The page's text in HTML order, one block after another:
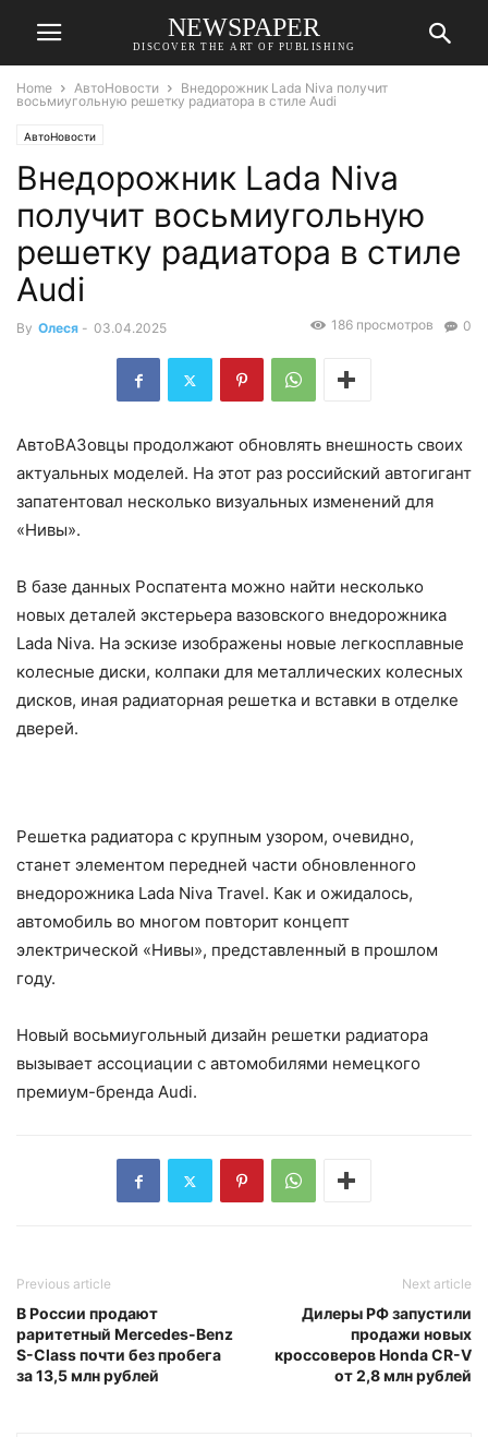
NEWSPAPER
DISCOVER THE ART OF PUBLISHING
Home АвтоНовости
Внедорожник Lada Niva получит
восьмиугольную решетку радиатора в стиле Audi
АвтоНовости
Внедорожник Lada Niva
получит восьмиугольную
решетку радиатора в стиле
Audi
By Олеся - 03.04.2025 0
186 просмотров
АвтоВАЗовцы продолжают обновлять внешность своих
актуальных моделей. На этот раз российский автогигант
запатентовал несколько визуальных изменений для
«Нивы».
В базе данных Роспатента можно найти несколько
новых деталей экстерьера вазовского внедорожника
Lada Niva. На эскизе изображены новые легкосплавные
колесные диски, колпаки для металлических колесных
дисков, иная радиаторная решетка и вставки в отделке
дверей.
Решетка радиатора с крупным узором, очевидно,
станет элементом передней части обновленного
внедорожника Lada Niva Travel. Как и ожидалось,
автомобиль во многом повторит концепт
электрической «Нивы», представленный в прошлом
году.
Новый восьмиугольный дизайн решетки радиатора
вызывает ассоциации с автомобилями немецкого
премиум-бренда Audi.
Previous article
В России продают
раритетный Mercedes-Benz
S-Class почти без пробега
за 13,5 млн рублей
Next article
Дилеры РФ запустили
продажи новых
кроссоверов Honda CR-V
от 2,8 млн рублей